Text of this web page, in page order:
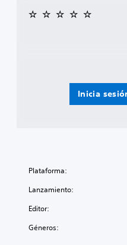
Inicia
Plataforma:
Lanzamiento:
Editor:
Géneros: